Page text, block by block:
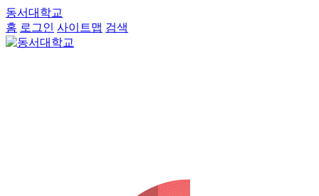
동서대학교
홈 로그인 사이트맵 검색